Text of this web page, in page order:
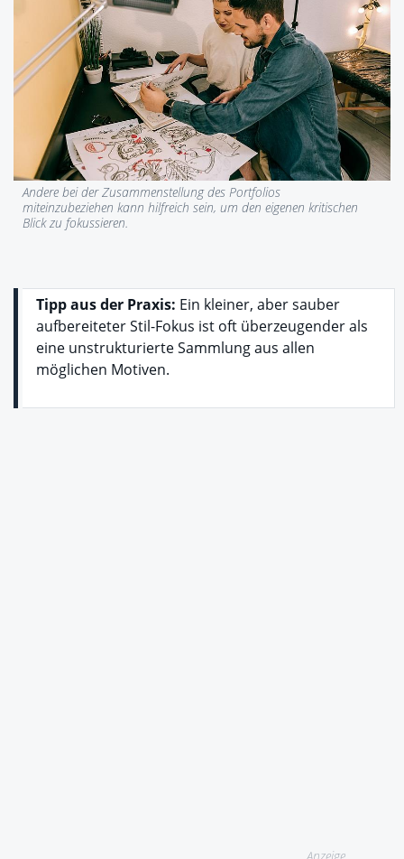
Andere bei der Zusammenstellung des Portfolios
miteinzubeziehen kann hilfreich sein, um den eigenen kritischen
Blick zu fokussieren.
Tipp aus der Praxis: Ein kleiner, aber sauber
aufbereiteter Stil-Fokus ist oft überzeugender als
eine unstrukturierte Sammlung aus allen
möglichen Motiven.